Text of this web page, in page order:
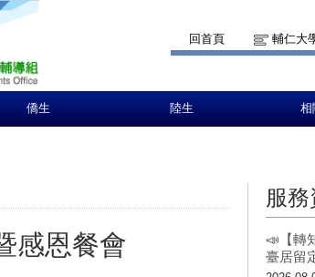
回首頁 輔仁大
僑生 陸生 相
感恩餐會
服
📣【轉
臺居留